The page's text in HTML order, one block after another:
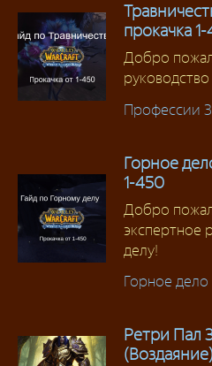
прокачка
Добро
Профессии
Горное
1-450
Добро
экспертное
делу!
Горное дело
Ретри Пал
(Воздаяние)